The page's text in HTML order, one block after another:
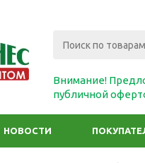
Внимание!
публичной
НОВОСТИ